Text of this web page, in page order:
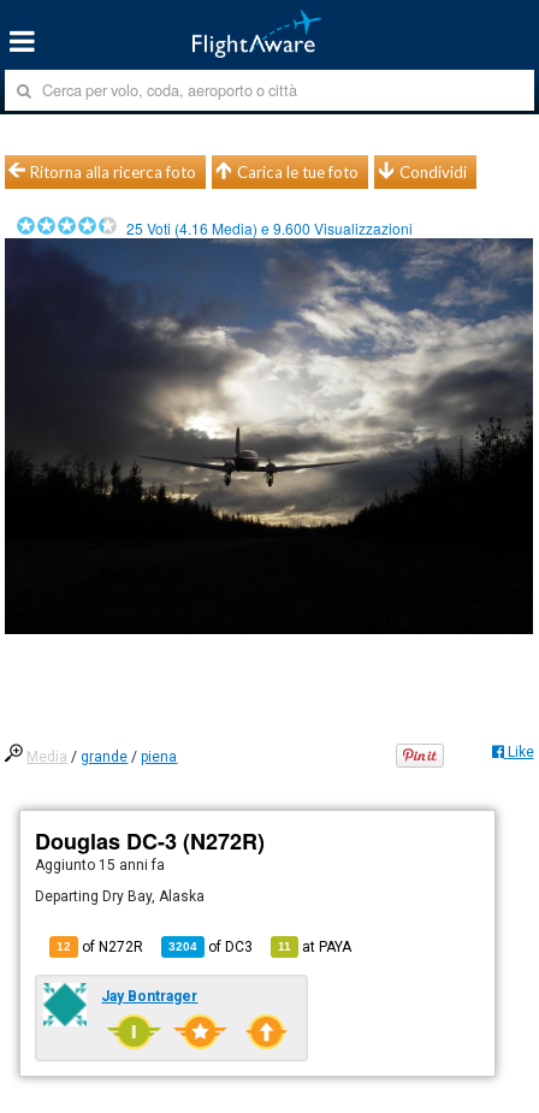
Ritorna alla ricerca foto Carica le tue foto Condividi
25 Voti (4.16 Media) e9.600 Visualizzazioni
Media /grande /piena Like
Douglas DC-3 (N272R)
Aggiunto 15 anni fa
Departing Dry Bay, Alaska
12 of N272R 3204 ofDC3 11 atPAYA
Jay Bontrager